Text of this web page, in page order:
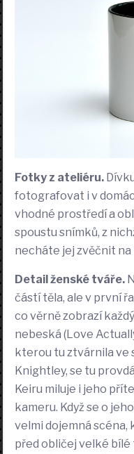
Fotky z ateliéru.
fotografovat i v
vhodné prostředí a
spoustu snímků, z
necháte jej zvěčnit
Detail ženské tváře.
částí těla, ale v první
co věrně zobrazí
nebeská (Love
kterou tu ztvárnila ve
Knightley, se tu
Keiru miluje i jeho
kameru. Když se o
velmi dojemná scéna,
před obličej velké bílé